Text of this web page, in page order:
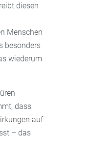
diesen
Menschen
besonders
wiederum
dass
auf
– das